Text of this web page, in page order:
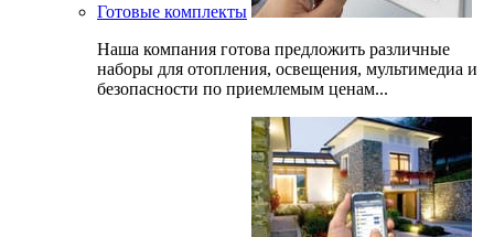
Готовые комплекты
Наша компания готова предложить различные
наборы для отопления, освещения, мультимедиа и
безопасности по приемлемым ценам...